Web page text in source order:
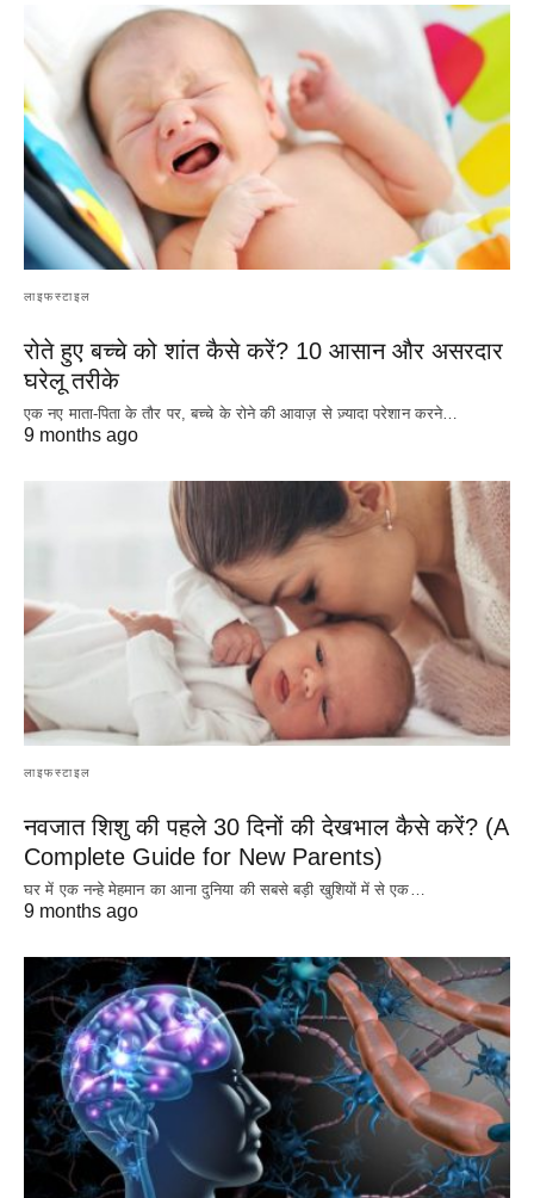
लाइफस्टाइल
रोते हुए बच्चे को शांत कैसे करें? 10 आसान और असरदार
घरेलू तरीके
एक नए माता-पिता के तौर पर, बच्चे के रोने की आवाज़ से ज़्यादा परेशान करने…
9 months ago
लाइफस्टाइल
नवजात शिशु की पहले 30 दिनों की देखभाल कैसे करें? (A
Complete Guide for New Parents)
घर में एक नन्हे मेहमान का आना दुनिया की सबसे बड़ी खुशियों में से एक…
9 months ago